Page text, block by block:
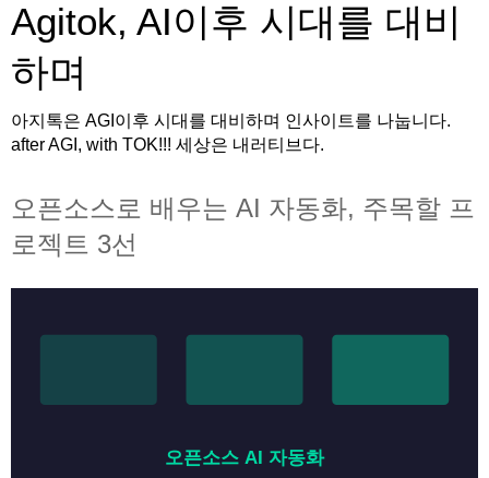
Agitok, AI이후 시대를 대비
하며
아지톡은 AGI이후 시대를 대비하며 인사이트를 나눕니다.
after AGI, with TOK!!! 세상은 내러티브다.
오픈소스로 배우는 AI 자동화, 주목할 프
로젝트 3선
오픈소스 AI 자동화